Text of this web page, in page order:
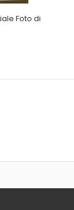
Foto di